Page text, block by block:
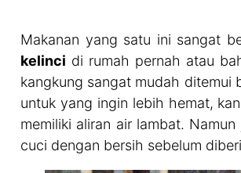
Makanan yang satu ini sangat
kelinci di rumah pernah atau
kangkung sangat mudah ditemui
untuk yang ingin lebih hemat,
memiliki aliran air lambat.
cuci dengan bersih sebelum